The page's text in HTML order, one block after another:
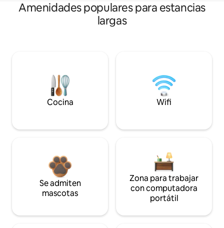
Amenidades populares para estancias
largas
Cocina Wifi
Se admiten
mascotas
Zona para trabajar
con computadora
portátil